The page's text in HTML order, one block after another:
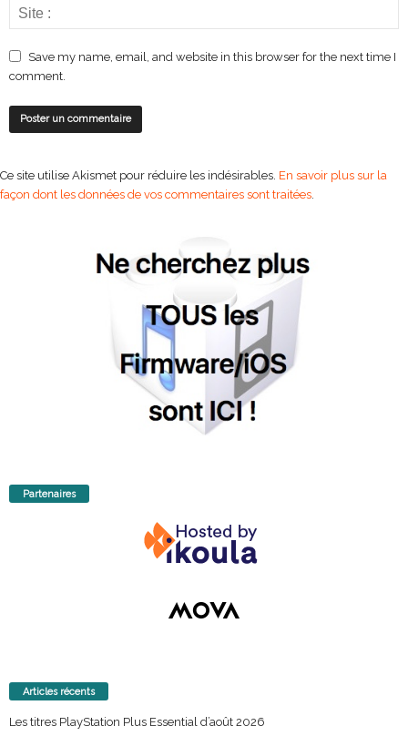
Save my name, email, and website in this browser for the next time I
comment.
Ce site utilise Akismet pour réduire les indésirables. En savoir plus sur la
façon dont les données de vos commentaires sont traitées
Partenaires
Articles récents
Les titres PlayStation Plus Essential d’août 2026